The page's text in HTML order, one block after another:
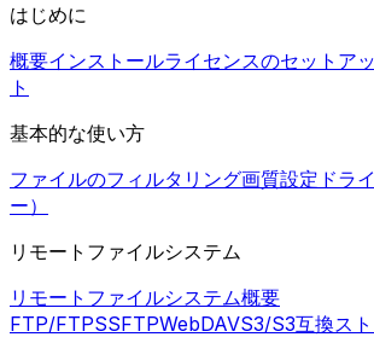
はじめに
概要インストールライセンスのセットア
ト
基本的な使い方
ファイルのフィルタリング画質設定 ドラ
ー）
リモートファイルシステム
リモートファイルシステム概要
FTP/FTPSSFTPWebDAVS3/S3互換ス